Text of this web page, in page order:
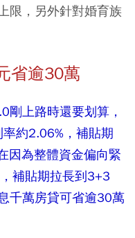
限，另外針對婚育族
省逾30萬
剛上路時還要划算，
約2.06%，補貼期
因為整體資金偏向緊
補貼期拉長到3+3
千萬房貸可省逾30萬